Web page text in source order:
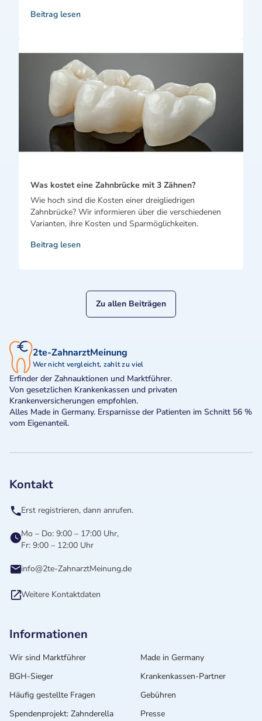
Beitrag lesen
Was kostet eine Zahnbrücke mit 3 Zähnen?
Wie hoch sind die Kosten einer dreigliedrigen
Zahnbrücke? Wir informieren über die verschiedenen
Varianten, ihre Kosten und Sparmöglichkeiten.
Beitrag lesen
Zu allen Beiträgen
2te-ZahnarztMeinung
Wer nicht vergleicht, zahlt zu viel
Erfinder der Zahnauktionen und Marktführer.
Von gesetzlichen Krankenkassen und privaten
Krankenversicherungen empfohlen.
Alles Made in Germany. Ersparnisse der Patienten im Schnitt 56 %
vom Eigenanteil.
Kontakt
Erst registrieren, dann anrufen.
Mo – Do: 9:00 – 17:00 Uhr,
Fr: 9:00 – 12:00 Uhr
info@2te-ZahnarztMeinung.de
Weitere Kontaktdaten
Informationen
Wir sind Marktführer
Made in Germany
BGH-Sieger
Krankenkassen-Partner
Häufig gestellte Fragen
Gebühren
Spendenprojekt: Zahnderella
Presse